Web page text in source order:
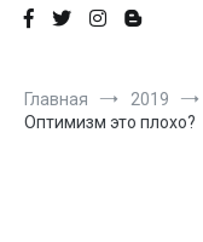
Главная 2019
Оптимизм это плохо?